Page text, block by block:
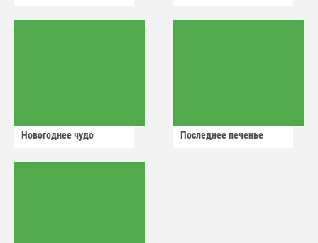
Новогоднее чудо Последнее печенье